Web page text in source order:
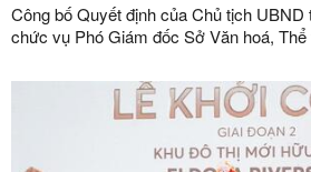
Công bố Quyết định của Chủ tịch
chức vụ Phó Giám đốc Sở Văn hoá,